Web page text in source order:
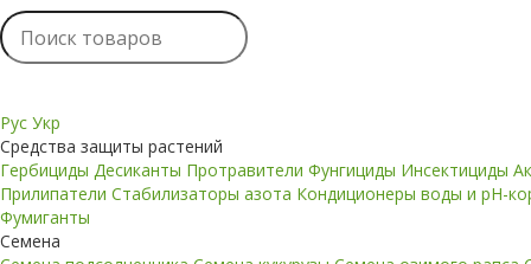
Рус Укр
Средства защиты растений
Гербициды Десиканты Протравители Фунгициды Инсектициды
Прилипатели Стабилизаторы азота Кондиционеры воды и pH-
Фумиганты
Семена